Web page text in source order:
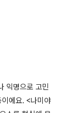
익명으로 고민
이에요. <나미야